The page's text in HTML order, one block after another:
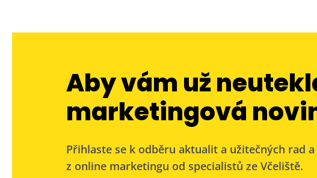
Aby vám už
marketingová
Přihlaste se k odběru aktualit a užitečných rad
z online marketingu od specialistů ze Včeliště.